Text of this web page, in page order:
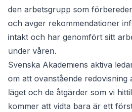
den arbetsgrupp som
och avger rekommendationer
intakt och har genomfört sitt
under våren.
Svenska Akademiens aktiva
om att ovanstående redovisning
läget och de åtgärder som vi
kommer att vidta bara är ett